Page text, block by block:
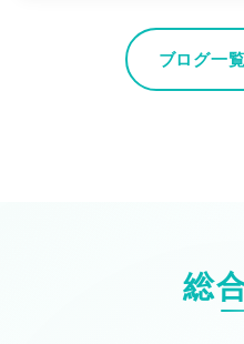
ブログ一
総